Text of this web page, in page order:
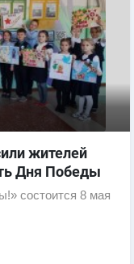
жителей
Дня Победы
состоится 8 мая